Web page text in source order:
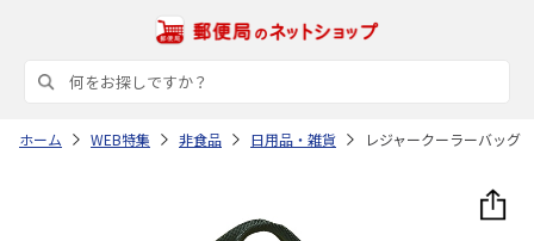
ホーム WEB特集 非食品 日用品・雑貨 レジャークーラーバッ